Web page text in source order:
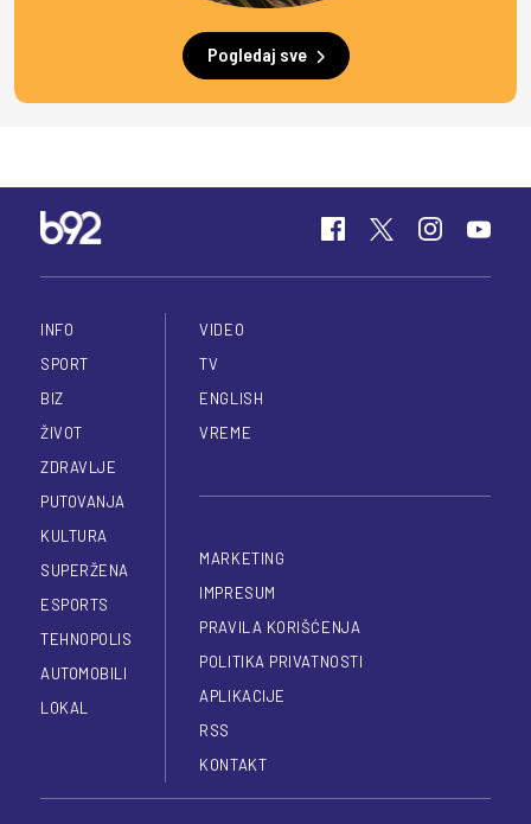
Pogledaj sve
INFO
SPORT
BIZ
ŽIVOT
ZDRAVLJE
PUTOVANJA
KULTURA
SUPERŽENA
ESPORTS
TEHNOPOLIS
AUTOMOBILI
LOKAL
VIDEO
TV
ENGLISH
VREME
MARKETING
IMPRESUM
PRAVILA KORIŠĆENJA
POLITIKA PRIVATNOSTI
APLIKACIJE
RSS
KONTAKT